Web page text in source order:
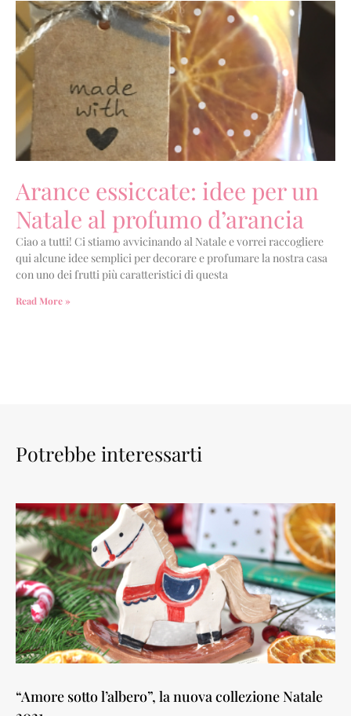
Arance essiccate: idee per un
Natale al profumo d’arancia
Ciao a tutti! Ci stiamo avvicinando al Natale e vorrei raccogliere
qui alcune idee semplici per decorare e profumare la nostra casa
con uno dei frutti più caratteristici di questa
Read More »
Potrebbe interessarti
“Amore sotto l’albero”, la nuova collezione Natale